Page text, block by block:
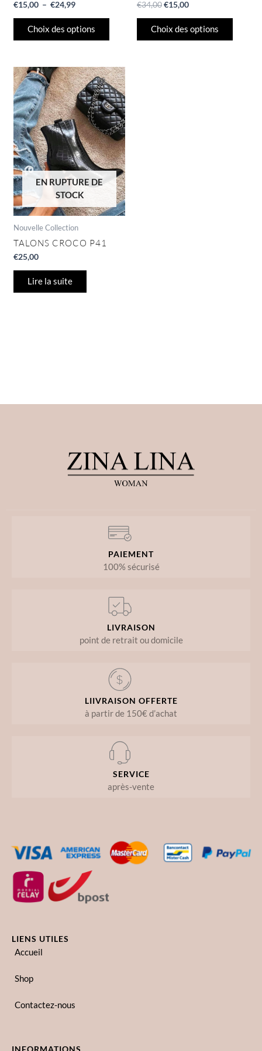
€15,00 – €24,99
Choix des options
€34,00€15,00
Choix des options
EN RUPTURE DE
STOCK
Nouvelle Collection
TALONS CROCO P41
€25,00
Lire la suite
PAIEMENT
100% sécurisé
LIVRAISON
point de retrait ou domicile
LIIVRAISON OFFERTE
à partir de 150€ d’achat
SERVICE
après-vente
LIENS UTILES
Accueil
Shop
Contactez-nous
INFORMATIONS